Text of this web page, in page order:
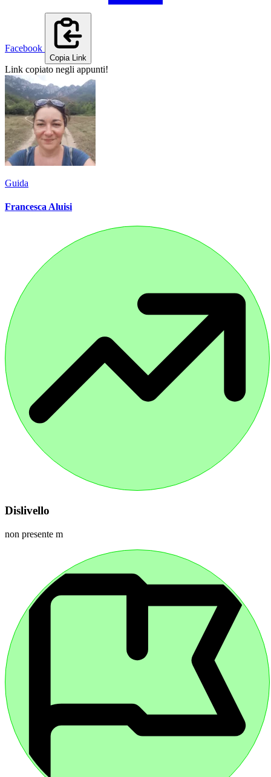
Facebook
Copia Link
Link copiato negli appunti!
Guida
Francesca Aluisi
Dislivello
non presente m